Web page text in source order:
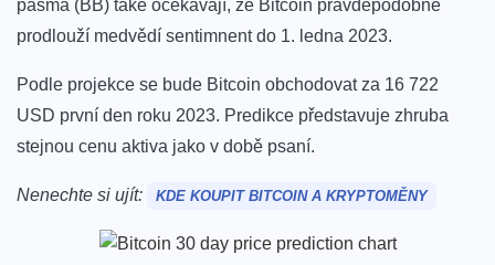
pásma (BB) také očekávají, že Bitcoin pravděpodobně
prodlouží medvědí sentimnent do 1. ledna 2023.
Podle projekce se bude Bitcoin obchodovat za 16 722
USD první den roku 2023. Predikce představuje zhruba
stejnou cenu aktiva jako v době psaní.
Nenechte si ujít: KDE KOUPIT BITCOIN A KRYPTOMĚNY